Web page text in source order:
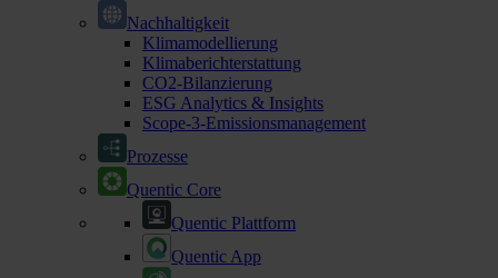
Nachhaltigkeit
Klimamodellierung
Klimaberichterstattung
CO2-Bilanzierung
ESG Analytics & Insights
Scope-3-Emissionsmanagement
Prozesse
Quentic Core
Quentic Plattform
Quentic App